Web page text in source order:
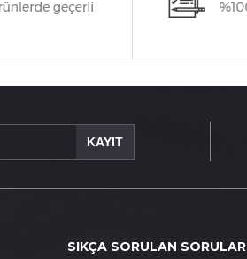
KAYIT
SIKÇA SORULAN SORULAR